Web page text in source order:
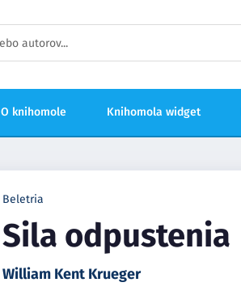
O knihomole Knihomola widget
Beletria
Sila odpustenia
William Kent Krueger